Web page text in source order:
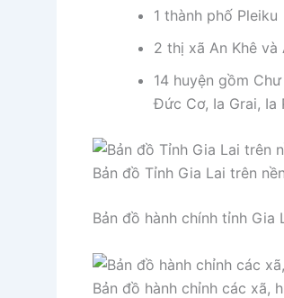
1 thành phố Pleiku
2 thị xã An Khê và
14 huyện gồm
Đức Cơ, Ia Grai, Ia
Bản đồ Tỉnh Gia Lai trên
Bản đồ hành chính tỉnh Gia
Bản đồ hành chỉnh các xã,